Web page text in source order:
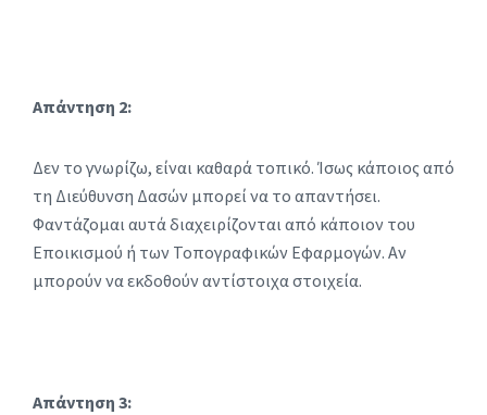
Απάντηση 2:
Δεν το γνωρίζω, είναι καθαρά τοπικό. Ίσως κάποιος από
τη Διεύθυνση Δασών μπορεί να το απαντήσει.
Φαντάζομαι αυτά διαχειρίζονται από κάποιον του
Εποικισμού ή των Τοπογραφικών Εφαρμογών. Αν
μπορούν να εκδοθούν αντίστοιχα στοιχεία.
Απάντηση 3: